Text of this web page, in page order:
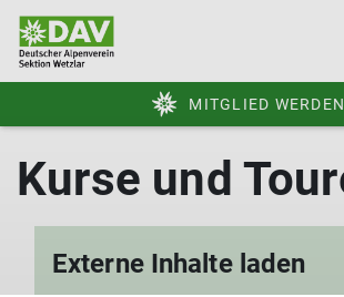
MITGLIED WERDEN
Externe Inhalte laden